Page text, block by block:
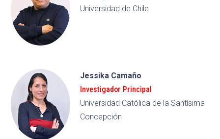
Universidad de Chile
Jessika Camaño
Investigador Principal
Universidad Católica de la Santísima
Concepción